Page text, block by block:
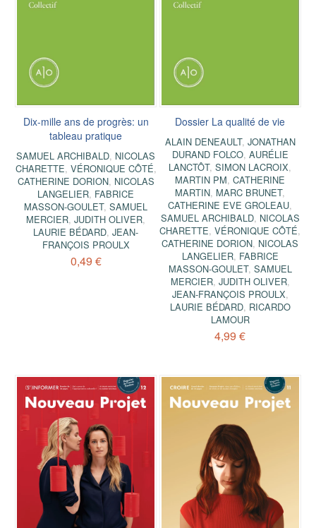
Dix-mille ans de progrès: un
tableau pratique
SAMUEL ARCHIBALD, NICOLAS
CHARETTE, VÉRONIQUE CÔTÉ,
CATHERINE DORION, NICOLAS
LANGELIER, FABRICE
MASSON-GOULET,SAMUEL
MERCIER,JUDITH OLIVER,
LAURIE BÉDARD,JEAN-
FRANÇOIS PROULX
0,49 €
Dossier La qualité de vie
ALAIN DENEAULT, JONATHAN
DURAND FOLCO, AURÉLIE
LANCTÔT,SIMON LACROIX,
MARTIN PM,CATHERINE
MARTIN, MARC BRUNET,
CATHERINE EVE GROLEAU,
SAMUEL ARCHIBALD, NICOLAS
CHARETTE,VÉRONIQUE CÔTÉ,
CATHERINE DORION, NICOLAS
LANGELIER, FABRICE
MASSON-GOULET, SAMUEL
MERCIER, JUDITH OLIVER,
JEAN-FRANÇOIS PROULX,
LAURIE BÉDARD, RICARDO
LAMOUR
4,99 €